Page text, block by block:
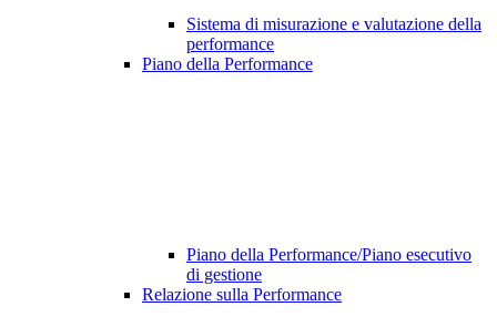
Sistema di misurazione e valutazione della
performance
Piano della Performance
Piano della Performance/Piano esecutivo
di gestione
Relazione sulla Performance